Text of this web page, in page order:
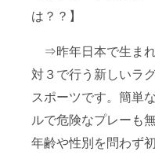
は？？】
⇒昨年日本で生ま
対３で行う新しいラ
スポーツです。簡単
ルで危険なプレーも無
年齢や性別を問わず